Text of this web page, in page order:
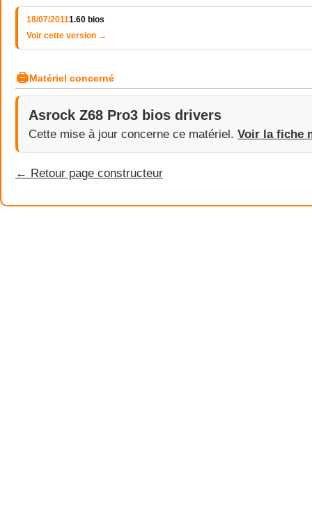
18/07/20111.60 bios
Voir cette version →
🖨Matériel concerné
Asrock Z68 Pro3 bios drivers
Cette mise à jour concerne ce matériel. Voir la fiche
← Retour page constructeur